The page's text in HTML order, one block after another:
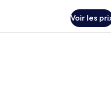
Voir les
Literie de qualité supérieure,